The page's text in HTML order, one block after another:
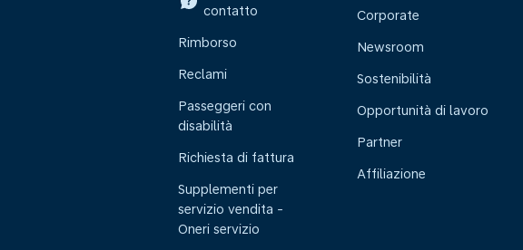
contatto
Rimborso
Reclami
Passeggeri con
disabilità
Richiesta di fattura
Supplementi per
servizio vendita -
Oneri servizio
Corporate
Newsroom
Sostenibilità
Opportunità di lavoro
Partner
Affiliazione